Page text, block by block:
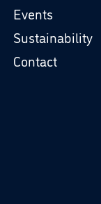
Events
Sustainability
Contact